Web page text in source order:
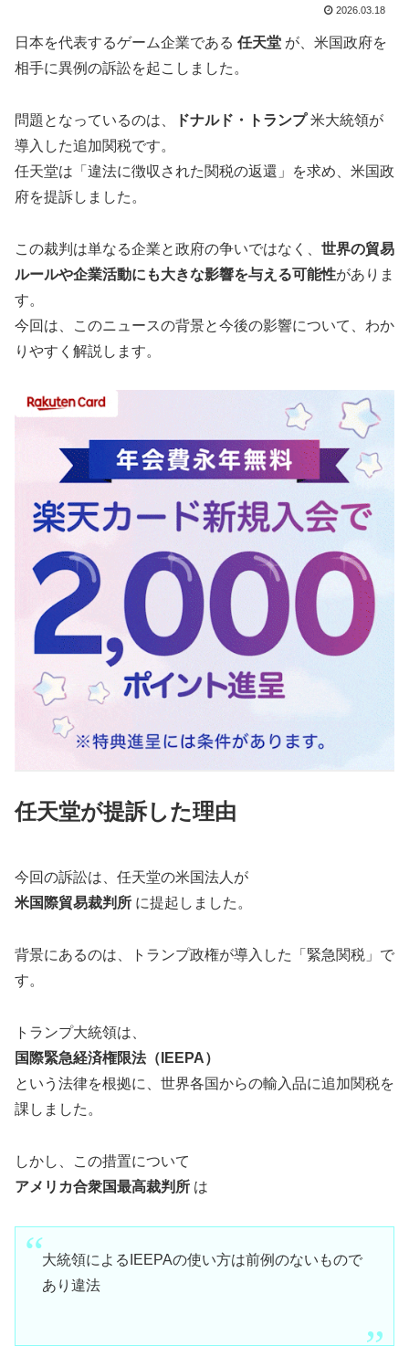
2026.03.18
日本を代表するゲーム企業である 任天堂 が、米国政府を
相手に異例の訴訟を起こしました。
問題となっているのは、 ドナルド・トランプ米大統領が
導入した追加関税です。
任天堂は「違法に徴収された関税の返還」を求め、米国政
府を提訴しました。
この裁判は単なる企業と政府の争いではなく、 世界の貿易
ルールや企業活動にも大きな影響を与える可能性がありま
す。
今回は、このニュースの背景と今後の影響について、わか
りやすく解説します。
任天堂が提訴した理由
今回の訴訟は、任天堂の米国法人が
米国際貿易裁判所 に提起しました。
背景にあるのは、トランプ政権が導入した「緊急関税」で
す。
トランプ大統領は、
国際緊急経済権限法（IEEPA）
という法律を根拠に、世界各国からの輸入品に追加関税を
課しました。
しかし、この措置について
アメリカ合衆国最高裁判所 は
大統領によるIEEPAの使い方は前例のないもので
あり違法